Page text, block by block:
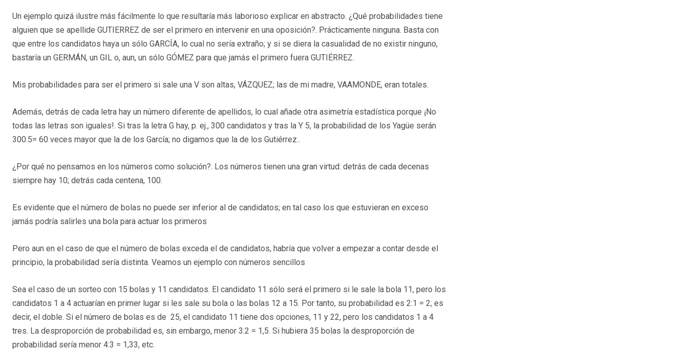
Un ejemplo quizá ilustre más fácilmente lo que resultaría más laborioso explicar en abstracto. ¿Qué probabilidades tiene
alguien que se apellide GUTIERREZ de ser el primero en intervenir en una oposición?. Prácticamente ninguna. Basta con
que entre los candidatos haya un sólo GARCÍA, lo cual no sería extraño; y si se diera la casualidad de no existir ninguno,
bastaría un GERMÁN, un GIL o, aun, un sólo GÓMEZ para que jamás el primero fuera GUTIÉRREZ.
Mis probabilidades para ser el primero si sale una V son altas, VÁZQUEZ; las de mi madre, VAAMONDE, eran totales.
Además, detrás de cada letra hay un número diferente de apellidos, lo cual añade otra asimetría estadística porque ¡No
todas las letras son iguales!. Si tras la letra G hay, p. ej., 300 candidatos y tras la Y 5, la probabilidad de los Yagüe serán
300:5= 60 veces mayor que la de los García; no digamos que la de los Gutiérrez..
¿Por qué no pensamos en los números como solución?. Los números tienen una gran virtud: detrás de cada decenas
siempre hay 10; detrás cada centena, 100.
Es evidente que el número de bolas no puede ser inferior al de candidatos; en tal caso los que estuvieran en exceso
jamás podría salirles una bola para actuar los primeros
Pero aun en el caso de que el número de bolas exceda el de candidatos, habría que volver a empezar a contar desde el
principio, la probabilidad sería distinta. Veamos un ejemplo con números sencillos
Sea el caso de un sorteo con 15 bolas y 11 candidatos. El candidato 11 sólo será el primero si le sale la bola 11, pero los
candidatos 1 a 4 actuarían en primer lugar si les sale su bola o las bolas 12 a 15. Por tanto, su probabilidad es 2:1 = 2; es
decir, el doble. Si el número de bolas es de 25, el candidato 11 tiene dos opciones, 11 y 22, pero los candidatos 1 a 4
tres. La desproporción de probabilidad es, sin embargo, menor 3:2 = 1,5. Si hubiera 35 bolas la desproporción de
probabilidad sería menor 4:3 = 1,33, etc.